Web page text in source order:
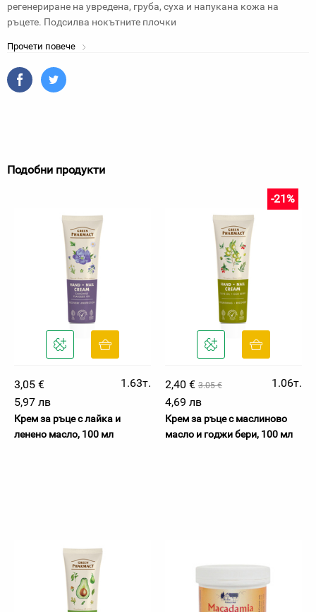
регенериране на увредена, груба, суха и напукана кожа на
ръцете. Подсилва нокътните плочки
Прочети повече
Подобни продукти
3,05 €
1.63т.
5,97 лв
Крем за ръце с лайка и
ленено масло, 100 мл
2,40 € 3.05 €
-21%
1.06т.
4,69 лв
Крем за ръце с маслиново
масло и годжи бери, 100 мл